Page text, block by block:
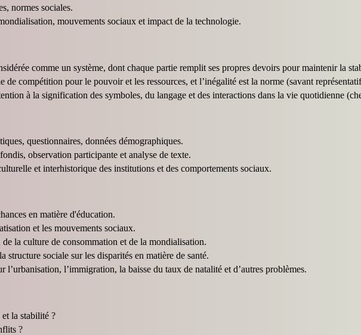
normes sociales.
mouvements sociaux et impact de la technologie.
comme un système, dont chaque partie remplit ses propres devoirs pour maintenir la
de compétition pour le pouvoir et les ressources, et l’inégalité est la norme (savant
à la signification des symboles, du langage et des interactions dans la vie quotidienne
questionnaires, données démographiques.
observation participante et analyse de texte.
et interhistorique des institutions et des comportements sociaux.
en matière d'éducation.
et les mouvements sociaux.
la culture de consommation et de la mondialisation.
structure sociale sur les disparités en matière de santé.
l’urbanisation, l’immigration, la baisse du taux de natalité et d’autres problèmes.
la stabilité ?
?